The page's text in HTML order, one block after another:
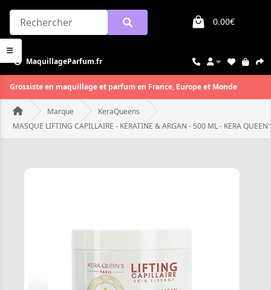
0.00€
MaquillageParfum.fr
Grossiste en maquillage et parfum en France, Europe et Monde
Marque
KeraQueens
MASQUE LIFTING CAPILLAIRE - KERATINE & ARGAN - 500 ML - KERA